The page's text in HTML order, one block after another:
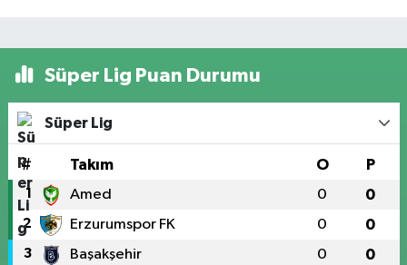
Süper Lig Puan Durumu
Süper Lig
# Takım O P
1 Amed 0 0
2 Erzurumspor FK 0 0
3 Başakşehir 0 0